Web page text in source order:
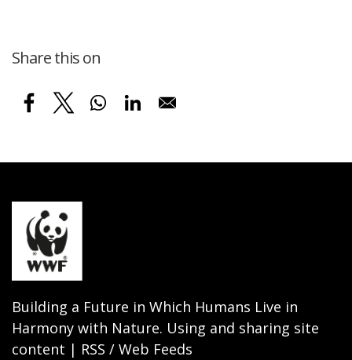
Share this on
Building a Future in Which Humans Live in
Harmony with Nature. Using and sharing site
content | RSS / Web Feeds